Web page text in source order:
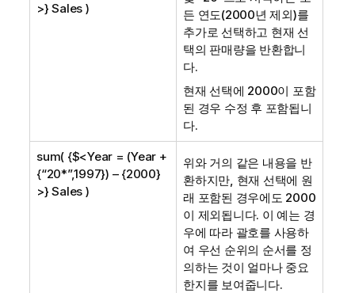
>} Sales )
든 연도(2000년 제외)를
추가로 선택하고 현재 선
택의 판매량을 반환합니
다.
현재 선택에 2000이 포함
된 경우 수정 후 포함됩니
다.
sum( {$<Year = (Year +
{“20*”,1997}) – {2000}
>} Sales )
위와 거의 같은 내용을 반
환하지만, 현재 선택에 원
래 포함된 경우에도 2000
이 제외됩니다. 이 예는 경
우에 따라 괄호를 사용하
여 우선 순위의 순서를 정
의하는 것이 얼마나 중요
한지를 보여줍니다.